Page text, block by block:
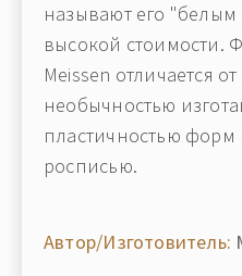
называют его "белым
высокой стоимости.
Meissen отличается
необычностью
пластичностью
росписью.
Автор/Изготовитель: